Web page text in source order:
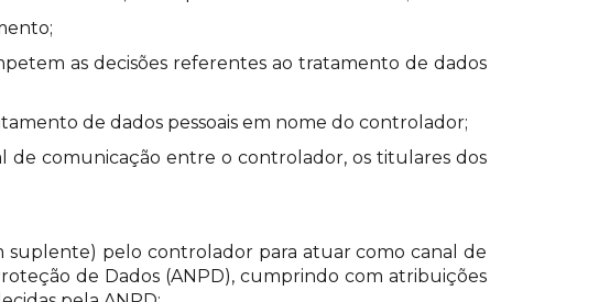
as decisões referentes ao tratamento de dados
de dados pessoais em nome do controlador;
de comunicação entre o controlador, os titulares dos
suplente) pelo controlador para atuar como canal de
de Dados (ANPD), cumprindo com atribuições